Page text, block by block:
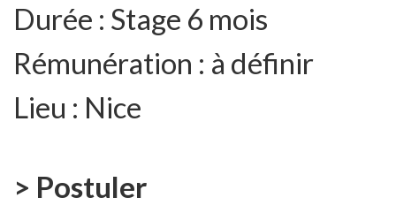
Durée : Stage 6 mois
Rémunération : à définir
Lieu : Nice
> Postuler